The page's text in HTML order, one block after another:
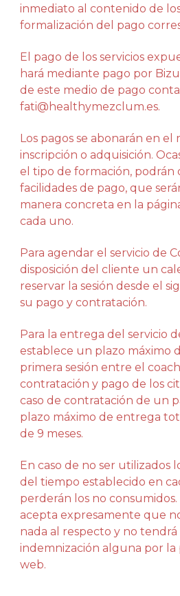
inmediato al contenido de
formalización del pago
El pago de los servicios
hará mediante pago por
de este medio de pago
fati@healthymezclum.es.
Los pagos se abonarán en
inscripción o adquisición.
el tipo de formación, podrán
facilidades de pago, que
manera concreta en la
cada uno.
Para agendar el servicio de
disposición del cliente un
reservar la sesión desde el
su pago y contratación.
Para la entrega del servicio
establece un plazo máximo
primera sesión entre el
contratación y pago de los
caso de contratación de un
plazo máximo de entrega
de 9 meses.
En caso de no ser utilizados
del tiempo establecido en
perderán los no
acepta expresamente que
nada al respecto y no
indemnización alguna por la
web.